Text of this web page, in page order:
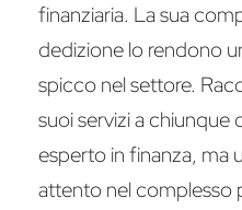
finanziaria. La sua
dedizione lo rendono
spicco nel settore.
suoi servizi a chiunque
esperto in finanza, ma
attento nel complesso